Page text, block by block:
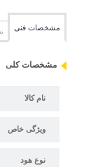
مشخصات فنی
مشخصات کلی
نام کالا
ویژگی خاص
نوع هود